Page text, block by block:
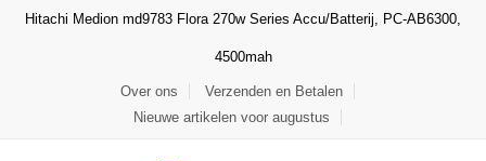
Hitachi Medion md9783 Flora 270w Series Accu/Batterij, PC-AB6300,
4500mah
Over ons
Verzenden en Betalen
Nieuwe artikelen voor augustus